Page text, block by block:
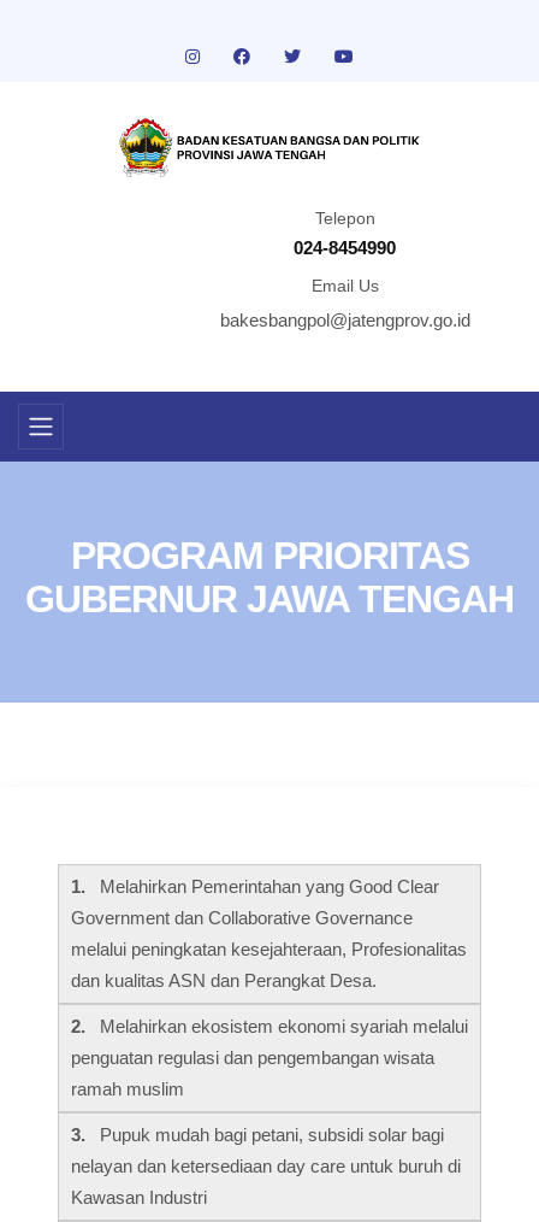
Telepon
024-8454990
Email Us
bakesbangpol@jatengprov.go.id
PROGRAM PRIORITAS
GUBERNUR JAWA TENGAH
1. Melahirkan Pemerintahan yang Good Clear
Government dan Collaborative Governance
melalui peningkatan kesejahteraan, Profesionalitas
dan kualitas ASN dan Perangkat Desa.
2. Melahirkan ekosistem ekonomi syariah melalui
penguatan regulasi dan pengembangan wisata
ramah muslim
3.
Pupuk mudah bagi petani, subsidi solar bagi
nelayan dan ketersediaan day care untuk buruh di
Kawasan Industri